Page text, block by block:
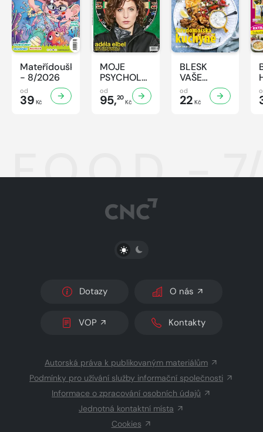
Mateřídouška
- 8/2026
od
39 Kč
MOJE
PSYCHOLOGIE
- 8/2026
od
95,20
Kč
BLESK
VAŠE
RECEPTY -
8/2026
od
22 Kč
F.O.O.D. -
PŘEPNOUT SVĚTLÝ/TMAVÝ REŽIM
Dotazy O nás
VOP Kontakty
Autorská práva k publikovaným materiálům
Podmínky pro užívání služby informační společnosti
Informace o zpracování osobních údajů
Jednotná kontaktní místa
Cookies